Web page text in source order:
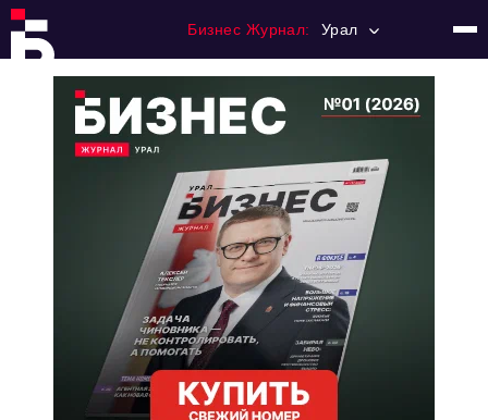
Бизнес Журнал: Урал
Тема номера